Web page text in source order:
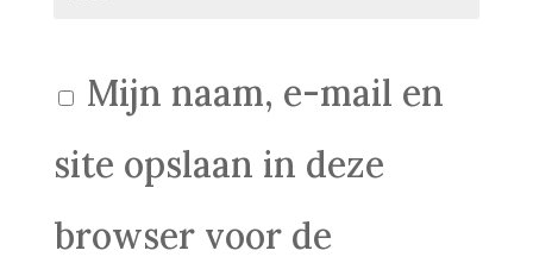
Mijn naam, e-mail en
site opslaan in deze
browser voor de